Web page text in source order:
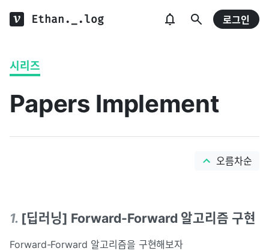
Ethan._.log 로그인
시리즈
Papers Implement
오름차순
1. [딥러닝] Forward-Forward 알고리즘 구현
Forward-Forward 알고리즘을 구현해보자